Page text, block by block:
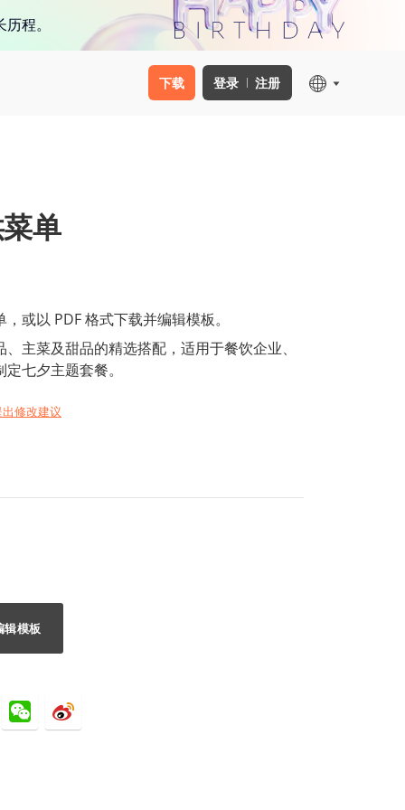
程。
下载 登录 注册
单
或以 PDF 格式下载并编辑模板。
主菜及甜品的精选搭配，适用于餐饮企业、
七夕主题套餐。
修改建议
辑模板